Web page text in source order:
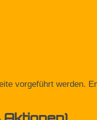
vorgeführt werden.